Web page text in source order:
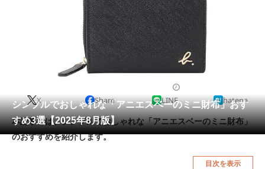
ゲーム
スイーツ・お菓子
スマホ・携帯電話
ペット 家電
工具・DIY 本・DVD・CD
シンプルでおしゃれな「アニエスベーのミニ財布」おす
すめ3選【2025年8月版】
X Share LINE hatena
本記事では、シンプルでおしゃれな「アニエスベーのミニ財布」
のおすすめを紹介します。
目次を表示